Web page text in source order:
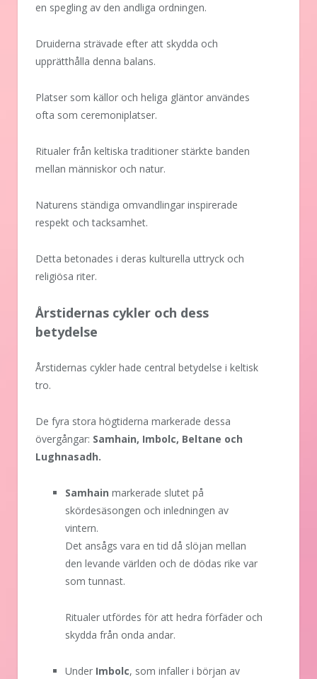
en spegling av den andliga ordningen.
Druiderna strävade efter att skydda och
upprätthålla denna balans.
Platser som källor och heliga gläntor användes
ofta som ceremoniplatser.
Ritualer från keltiska traditioner stärkte banden
mellan människor och natur.
Naturens ständiga omvandlingar inspirerade
respekt och tacksamhet.
Detta betonades i deras kulturella uttryck och
religiösa riter.
Årstidernas cykler och dess
betydelse
Årstidernas cykler hade central betydelse i keltisk
tro.
De fyra stora högtiderna markerade dessa
övergångar: Samhain, Imbolc, Beltane och
Lughnasadh.
Samhain markerade slutet på
skördesäsongen och inledningen av
vintern.
Det ansågs vara en tid då slöjan mellan
den levande världen och de dödas rike var
som tunnast.
Ritualer utfördes för att hedra förfäder och
skydda från onda andar.
Under Imbolc, som infaller i början av